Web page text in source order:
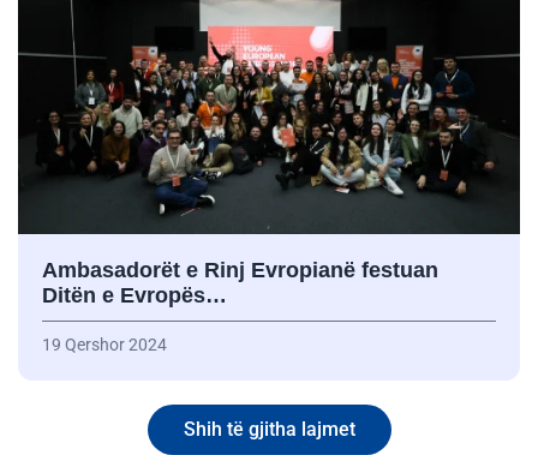
Ambasadorët e Rinj Evropianë festuan
Ditën e Evropës…
19 Qershor 2024
Shih të gjitha lajmet